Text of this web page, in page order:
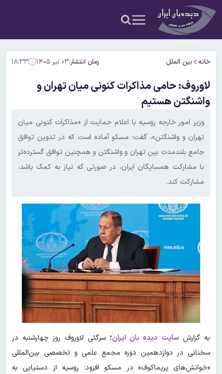
خانه بین الملل زمان انتشار:۰۳ تیر ۱۴۰۵ ۱۸:۳۳
لاوروف: حامی مذاکرات کنونی میان تهران و
واشنگتن هستیم
وزیر امور خارجه روسیه با اعلام حمایت از «مذاکرات کنونی میان
تهران و واشنگتن»، گفت: مسکو آماده است که در تدوین توافق
جامع بلندمدت بین تهران و واشنگتن و همچنین توافق گسترده‌تر
با مشارکت همسایگان ایران، در صورتی که نیاز به کمک باشد،
مشارکت کند.
به گزارشسایت دیده بان ایران؛سرگئی لاوروف روز چهارشنبه در
سخنانی در دوازدهمین دوره مجمع علمی و تخصصی بین‌المللی
«خوانش‌های پریماکوف» در مسکو افزود: روسیه از دستیابی به